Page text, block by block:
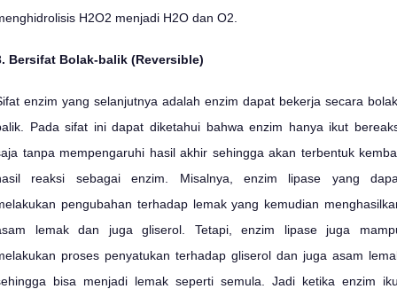
H2O2 menjadi H2O dan O2.
Bersifat Bolak-balik (Reversible)
enzim yang selanjutnya adalah enzim dapat bekerja secara
Pada sifat ini dapat diketahui bahwa enzim hanya ikut
tanpa mempengaruhi hasil akhir sehingga akan terbentuk
reaksi sebagai enzim. Misalnya, enzim lipase yang
pengubahan terhadap lemak yang kemudian
lemak dan juga gliserol. Tetapi, enzim lipase juga
proses penyatukan terhadap gliserol dan juga asam
bisa menjadi lemak seperti semula. Jadi ketika enzim